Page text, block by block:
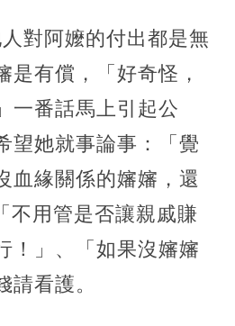
對阿嬤的付出都是無
是有償，「好奇怪，
一番話馬上引起公
望她就事論事：「覺
血緣關係的嬸嬸，還
不用管是否讓親戚賺
！」、「如果沒嬸嬸
請看護。